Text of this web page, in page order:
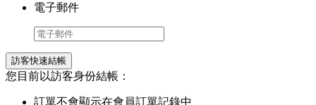
電子郵件
訪客快速結帳
您目前以訪客身份結帳：
訂單不會顯示在會員訂單記錄中